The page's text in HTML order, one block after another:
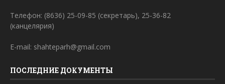
Телефон: (8636) 25-09-85 (секретарь), 25-36-82
(канцелярия)
E-mail: shahteparh@gmail.com
ПОСЛЕДНИЕ ДОКУМЕНТЫ